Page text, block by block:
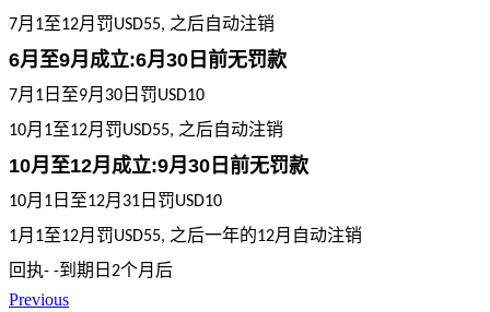
7月 1至12月罚USD55, 之后自动注销
6月至9月成立:6月30日前无罚款
7月 1 日至9月 30 日罚USD10
10月 1至12月罚USD55, 之后自动注销
10月至12月成立:9月30日前无罚款
10月 1 日至12月 31 日罚USD10
1月 1至12月罚USD55, 之后一年的12月自动注销
回执- -到期日 2个月后
Previous